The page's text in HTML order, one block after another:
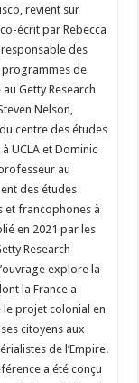
revient sur
co-écrit par Rebecca
des
de
Getty Research
Nelson,
centre des études
UCLA et Dominic
au
des études
et francophones à
en 2021 par les
Research
explore la
la France a
le projet colonial en
citoyens aux
de l’Empire.
a été conçu